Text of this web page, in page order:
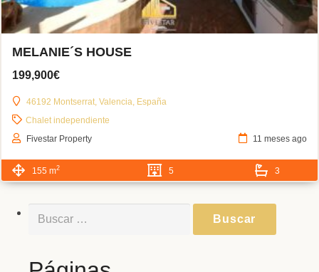
MELANIE´S HOUSE
199,900€
46192 Montserrat, Valencia, España
Chalet independiente
Fivestar Property
11 meses ago
155 m2 5 3
Buscar: